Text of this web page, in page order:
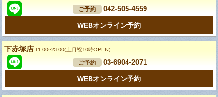
ご予約 042-505-4559
WEBオンライン予約
下赤塚店 11:00~23:00(土日祝10時OPEN）
ご予約 03-6904-2071
WEBオンライン予約